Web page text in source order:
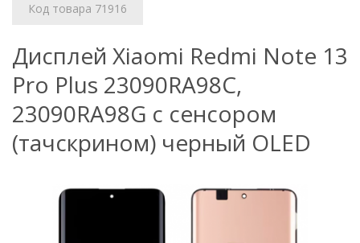
Код товара 71916
Дисплей Xiaomi Redmi Note 13
Pro Plus 23090RA98C,
23090RA98G с сенсором
(тачскрином) черный OLED